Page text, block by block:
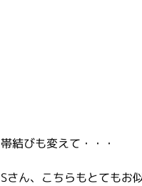
帯結びも変えて・・・
Sさん、こちらもとてもお似